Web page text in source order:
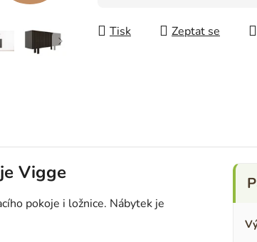
Tisk
Zeptat se
Vigge
pokoje i ložnice. Nábytek je